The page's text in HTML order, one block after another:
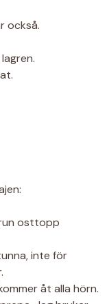
också.
osttopp
inte för
åt alla hörn.